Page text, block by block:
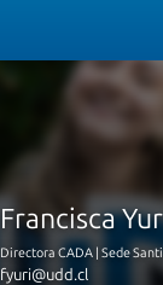
Francisca
Directora CADA | Sede
fyuri@udd.cl